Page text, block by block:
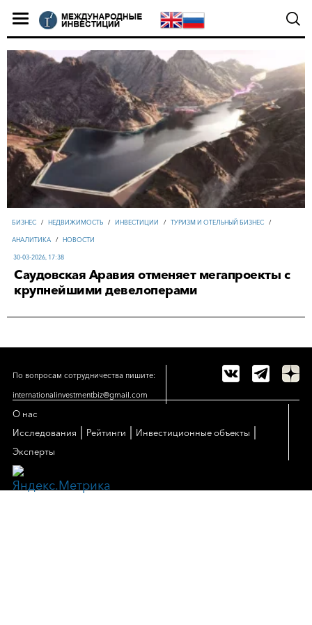
БИЗНЕС / НЕДВИЖИМОСТЬ / ИНВЕСТИЦИИ / ТУРИЗМ И ОТЕЛЬНЫЙ БИЗНЕС /
АНАЛИТИКА / НОВОСТИ
30-03-2026, 17:38
Саудовская Аравия отменяет мегапроекты с
крупнейшими девелоперами
По вопросам сотрудничества пишите:
internationalinvestmentbiz@gmail.com
О нас
Исследования
Рейтинги Инвестиционные объекты
Эксперты